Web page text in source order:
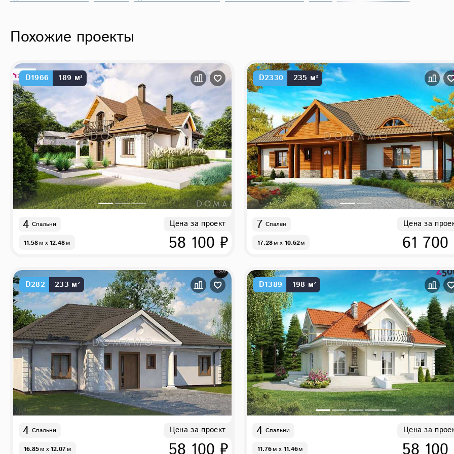
Похожие проекты
D1966 189 м²
4 Спальни
11.58м x 12.48м
Цена за проект
58 100 ₽
D2330 235 м²
7 Спален
17.28м x 10.62м
Цена за
61 700
D282 233 м²
4 Спальни
16.85м x 12.07м
Цена за проект
D1389 198 м²
4 Спальни
11.76м x 11.46м
Цена за